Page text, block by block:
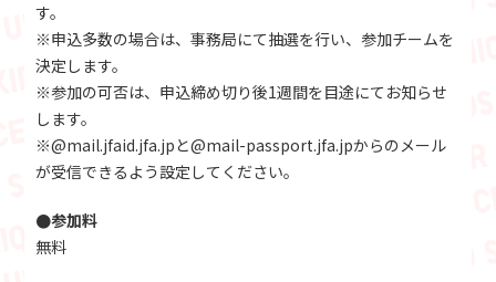
す。
※申込多数の場合は、事務局にて抽選を行い、参加チームを
決定します。
※参加の可否は、申込締め切り後1週間を目途にてお知らせ
します。
※@mail.jfaid.jfa.jpと@mail-passport.jfa.jpからのメール
が受信できるよう設定してください。
●参加料
無料